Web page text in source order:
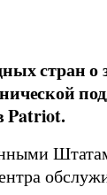
стран о
Patriot.